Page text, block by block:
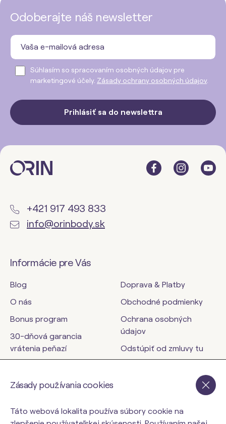
Odoberajte náš newsletter
Súhlasím so spracovaním osobných údajov pre
marketingové účely. Zásady ochrany osobných údajov.
Prihlásiť sa do newslettra
+421 917 493 833
info@orinbody.sk
Informácie pre Vás
Blog
O nás
Bonus program
30-dňová garancia
vrátenia peňazí
Doprava & Platby
Obchodné podmienky
Ochrana osobných
údajov
Odstúpiť od zmluvy tu
orinbody.sk
Zásady používania cookies
Táto webová lokalita používa súbory cookie na